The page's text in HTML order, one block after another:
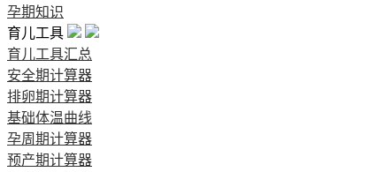
孕期知识
育儿工具
育儿工具汇总
安全期计算器
排卵期计算器
基础体温曲线
孕周期计算器
预产期计算器